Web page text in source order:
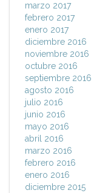
marzo 2017
febrero 2017
enero 2017
diciembre 2016
noviembre 2016
octubre 2016
septiembre 2016
agosto 2016
julio 2016
junio 2016
mayo 2016
abril 2016
marzo 2016
febrero 2016
enero 2016
diciembre 2015